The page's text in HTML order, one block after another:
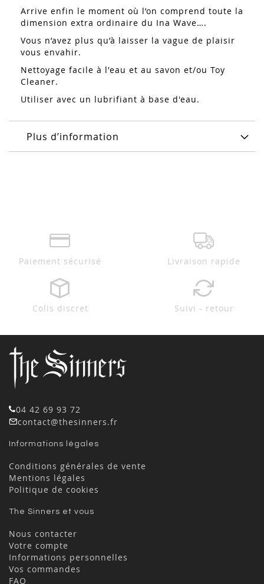
Arrive enfin le moment où l’on comprend toute la
dimension extra ordinaire du Ina Wave….
Vous n’avez plus qu’à laisser la vague de plaisir
vous envahir.
Nettoyage facile à l'eau et au savon et/ou Toy
Cleaner.
Utiliser avec un lubrifiant à base d'eau.
Plus d’information
Paiement sécurisé Livraison rapide
Colis discret Suivi - retour
04 42 69 93 72
contact@thesinners.fr
Informations légales
Conditions générales de vente
Mentions légales
Politique de cookies
The Sinners et vous
Nous contacter
Votre compte
Informations personnelles
Vos commandes
FAQ